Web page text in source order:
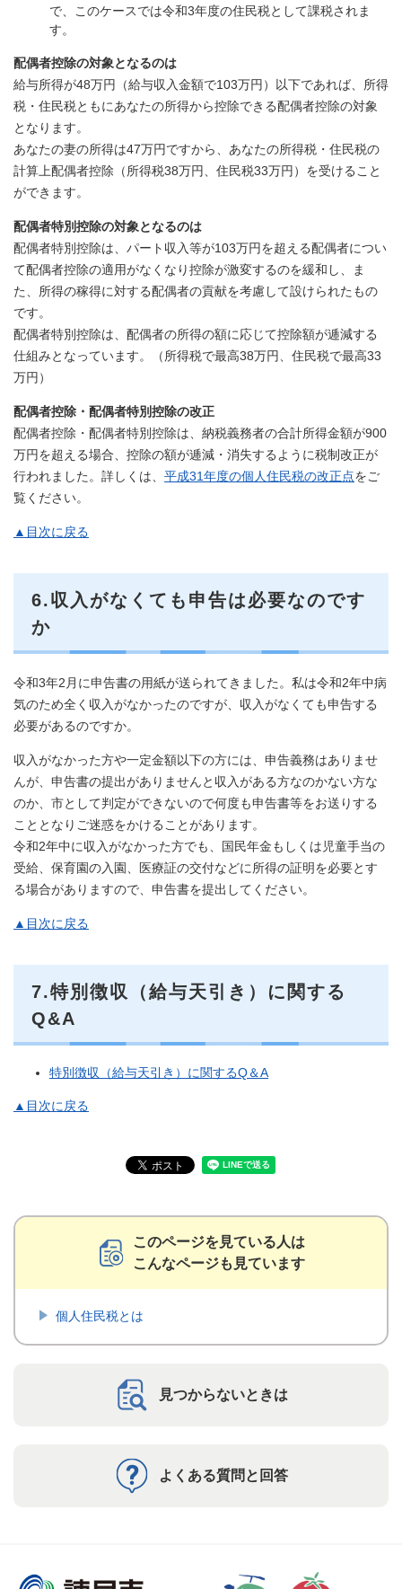
で、このケースでは令和3年度の住民税として課税されま
す。
配偶者控除の対象となるのは
給与所得が48万円（給与収入金額で103万円）以下であれば、所得
税・住民税ともにあなたの所得から控除できる配偶者控除の対象
となります。
あなたの妻の所得は47万円ですから、あなたの所得税・住民税の
計算上配偶者控除（所得税38万円、住民税33万円）を受けること
ができます。
配偶者特別控除の対象となるのは
配偶者特別控除は、パート収入等が103万円を超える配偶者につい
て配偶者控除の適用がなくなり控除が激変するのを緩和し、ま
た、所得の稼得に対する配偶者の貢献を考慮して設けられたもの
です。
配偶者特別控除は、配偶者の所得の額に応じて控除額が逓減する
仕組みとなっています。（所得税で最高38万円、住民税で最高33
万円）
配偶者控除・ 配偶者特別控除の改正
配偶者控除・配偶者特別控除は、納税義務者の合計所得金額が900
万円を超える場合、控除の額が逓減・消失するように税制改正が
行われました。詳しくは、 平成31年度の個人住民税の改正点をご
覧ください。
▲目次に戻る
6.収入がなくても申告は必要なのです
か
令和3年2月に申告書の用紙が送られてきました。私は令和2年中病
気のため全く収入がなかったのですが、収入がなくても申告する
必要があるのですか。
収入がなかった方や一定金額以下の方には、申告義務はありませ
んが、申告書の提出がありませんと収入がある方なのかない方な
のか、市として判定ができないので何度も申告書等をお送りする
こととなりご迷惑をかけることがあります。
令和2年中に収入がなかった方でも、国民年金もしくは児童手当の
受給、保育園の入園、医療証の交付などに所得の証明を必要とす
る場合がありますので、申告書を提出してください。
▲目次に戻る
7.特別徴収（給与天引き）に関する
Q&A
特別徴収（給与天引き）に関するQ＆A
▲目次に戻る
このページを見ている人は
こんなページも見ています
個人住民税とは
見つからないときは
よくある質問と回答